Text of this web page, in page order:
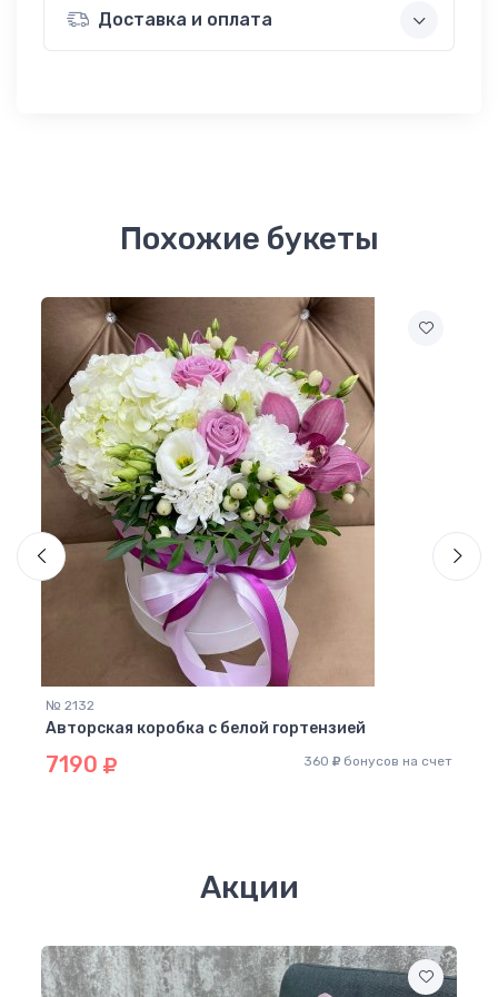
Доставка и оплата
Похожие букеты
№ 2132
Авторская коробка с белой гортензией
7190 360 бонусов на счет
Акции